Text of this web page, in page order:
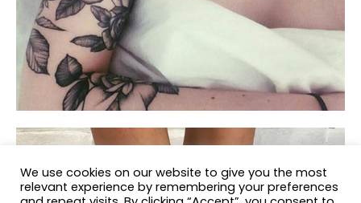
We use cookies on our website to give you the most
relevant experience by remembering your preferences